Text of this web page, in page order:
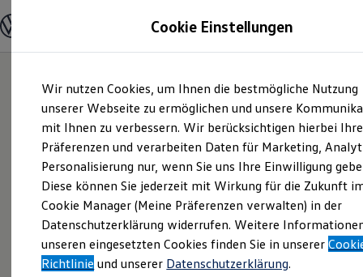
Hauptinhalt
springen
Footer
springen
Modelle und Konfigurator
Modelle vergleichen
Elektroautos
ENERGY Sondermodelle
Nutzfahrzeuge
SUV und CUV
Familienautos
Kombis
Kompaktwagen
Sportwagen
Schnell verfügbare Fahrzeuge
Angebote und Produkte
Aktuelle Angebote
E-Auto-Förderung
Volkswagen Marktplatz
Cookie Einstellungen
Wir nutzen Cookies, um Ihnen die bestmögliche Nutzung
unserer Webseite zu ermöglichen und unsere
mit Ihnen zu verbessern. Wir berücksichtigen hierbei Ihre
Präferenzen und verarbeiten Daten für Marketing,
Personalisierung nur, wenn Sie uns Ihre Einwilligung
Diese können Sie jederzeit mit Wirkung für die Zukunft
Cookie Manager (Meine Präferenzen verwalten) in der
Datenschutzerklärung widerrufen. Weitere
unseren eingesetzten Cookies finden Sie in unserer
Richtlinie und unserer Datenschutzerklärung.